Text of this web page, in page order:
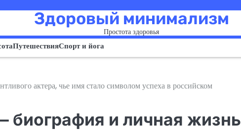
Здоровый минимализм
Простота здоровья
ПутешествияСпорт и йога
актера, чье имя стало символом успеха в российском
биография и личная жизнь